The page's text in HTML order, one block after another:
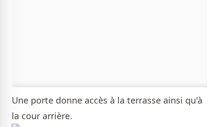
Une porte donne accès à la terrasse ainsi qu'à
la cour arrière.